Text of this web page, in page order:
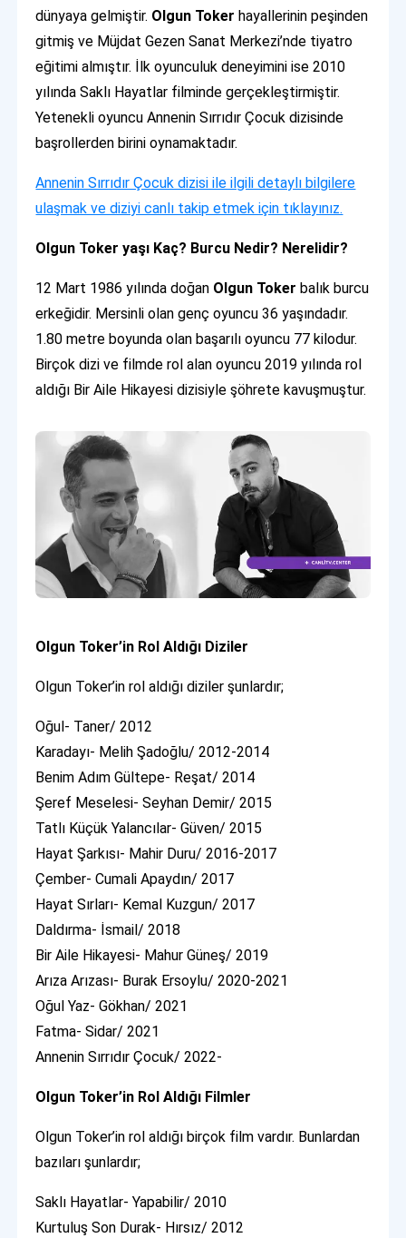
dünyaya gelmiştir. Olgun Toker hayallerinin peşinden
gitmiş ve Müjdat Gezen Sanat Merkezi’nde tiyatro
eğitimi almıştır. İlk oyunculuk deneyimini ise 2010
yılında Saklı Hayatlar filminde gerçekleştirmiştir.
Yetenekli oyuncu Annenin Sırrıdır Çocuk dizisinde
başrollerden birini oynamaktadır.
Annenin Sırrıdır Çocuk dizisi ile ilgili detaylı bilgilere
ulaşmak ve diziyi canlı takip etmek için tıklayınız.
Olgun Toker yaşı Kaç? Burcu Nedir? Nerelidir?
12 Mart 1986 yılında doğan Olgun Toker balık burcu
erkeğidir. Mersinli olan genç oyuncu 36 yaşındadır.
1.80 metre boyunda olan başarılı oyuncu 77 kilodur.
Birçok dizi ve filmde rol alan oyuncu 2019 yılında rol
aldığı Bir Aile Hikayesi dizisiyle şöhrete kavuşmuştur.
Olgun Toker’in Rol Aldığı Diziler
Olgun Toker’in rol aldığı diziler şunlardır;
Oğul- Taner/ 2012
Karadayı- Melih Şadoğlu/ 2012-2014
Benim Adım Gültepe- Reşat/ 2014
Şeref Meselesi- Seyhan Demir/ 2015
Tatlı Küçük Yalancılar- Güven/ 2015
Hayat Şarkısı- Mahir Duru/ 2016-2017
Çember- Cumali Apaydın/ 2017
Hayat Sırları- Kemal Kuzgun/ 2017
Daldırma- İsmail/ 2018
Bir Aile Hikayesi- Mahur Güneş/ 2019
Arıza Arızası- Burak Ersoylu/ 2020-2021
Oğul Yaz- Gökhan/ 2021
Fatma- Sidar/ 2021
Annenin Sırrıdır Çocuk/ 2022-
Olgun Toker’in Rol Aldığı Filmler
Olgun Toker’in rol aldığı birçok film vardır. Bunlardan
bazıları şunlardır;
Saklı Hayatlar- Yapabilir/ 2010
Kurtuluş Son Durak- Hırsız/ 2012